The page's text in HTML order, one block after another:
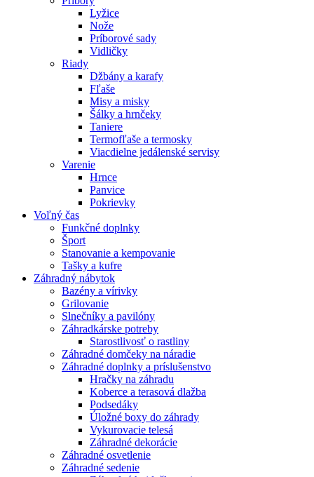
Lyžice
Nože
Príborové sady
Vidličky
Riady
Džbány a karafy
Fľaše
Misy a misky
Šálky a hrnčeky
Taniere
Termofľaše a termosky
Viacdielne jedálenské servisy
Varenie
Hrnce
Panvice
Pokrievky
Voľný čas
Funkčné doplnky
Šport
Stanovanie a kempovanie
Tašky a kufre
Záhradný nábytok
Bazény a vírivky
Grilovanie
Slnečníky a pavilóny
Záhradkárske potreby
Starostlivosť o rastliny
Záhradné domčeky na náradie
Záhradné doplnky a príslušenstvo
Hračky na záhradu
Koberce a terasová dlažba
Podsedáky
Úložné boxy do záhrady
Vykurovacie telesá
Záhradné dekorácie
Záhradné osvetlenie
Záhradné sedenie